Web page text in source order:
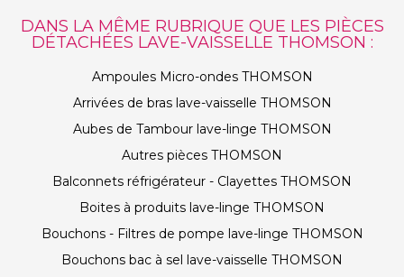
DANS LA MÊME RUBRIQUE QUE LES PIÈCES
DÉTACHÉES LAVE-VAISSELLE THOMSON :
Ampoules Micro-ondes THOMSON
Arrivées de bras lave-vaisselle THOMSON
Aubes de Tambour lave-linge THOMSON
Autres pièces THOMSON
Balconnets réfrigérateur - Clayettes THOMSON
Boites à produits lave-linge THOMSON
Bouchons - Filtres de pompe lave-linge THOMSON
Bouchons bac à sel lave-vaisselle THOMSON